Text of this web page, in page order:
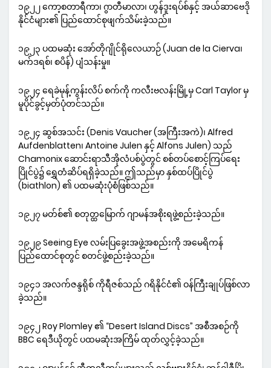
၁၉၂၂ ကော့စတာရီကာ၊ ဂွာတီမာလာ၊ ဟွန်ဒူးရပ်စ်နှင့် အယ်ဆာဗေဒို
နိုင်ငံများ၏ ပြည်ထောင်စုဖျက်သိမ်းခဲ့သည်။
၁၉၂၃ ပထမဆုံး အော်တိုဂျိုင်ရိုလေယာဉ် (Juan de la Cierva၊
မက်ဒရစ်၊ စပိန်) ပျံသန်းမှု။
၁၉၂၄ ရေခဲမုန့်ကွန်းလိပ် စက်ကို ကလီးဗလန်းမြို့မှ Carl Taylor မှ
မူပိုင်ခွင့်မှတ်ပုံတင်သည်။
၁၉၂၄ ဆွစ်အသင်း (Denis Vaucher (အကြီးအကဲ)၊ Alfred
Aufdenblatten၊ Antoine Julen နှင့် Alfons Julen) သည်
Chamonix ဆောင်းရာသီအိုလံပစ်ပွဲတွင် စစ်တပ်စောင့်ကြပ်ရေး
ပြိုင်ပွဲ၌ ရွှေတံဆိပ်ရရှိခဲ့သည်။ ဤသည်မှာ နှစ်ထပ်ပြိုင်ပွဲ
(biathlon) ၏ ပထမဆုံးပုံစံဖြစ်သည်။
၁၉၂၇ မတ်စ်၏ စတုတ္ထမြောက် ဂျာမန်အစိုးရဖွဲ့စည်းခဲ့သည်။
၁၉၂၉ Seeing Eye လမ်းပြခွေးအဖွဲ့အစည်းကို အမေရိကန်
ပြည်ထောင်စုတွင် စတင်ဖွဲ့စည်းခဲ့သည်။
၁၉၄၁ အလက်ဇန္ဒရိုစ် ကိုရီဇစ်သည် ဂရိနိုင်ငံ၏ ဝန်ကြီးချုပ်ဖြစ်လာ
ခဲ့သည်။
၁၉၄၂ Roy Plomley ၏ “Desert Island Discs” အစီအစဉ်ကို
BBC ရေဒီယိုတွင် ပထမဆုံးအကြိမ် ထုတ်လွှင့်ခဲ့သည်။